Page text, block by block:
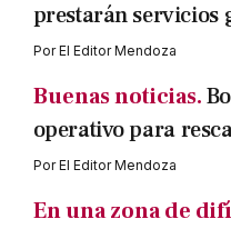
prestarán servicios
PorEl Editor Mendoza
Buenas noticias.
operativo para
PorEl Editor Mendoza
En una zona de